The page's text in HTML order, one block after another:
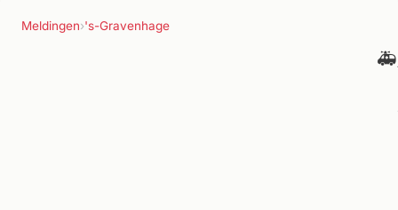
Meldingen›'s-Gravenhage
🚑